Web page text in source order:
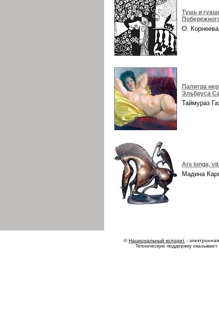
Тушь и
О.
Палитра
Эльбруса
Таймураз
Ars longa,
Мадина
©Национальный колорит -
Техническую поддержку